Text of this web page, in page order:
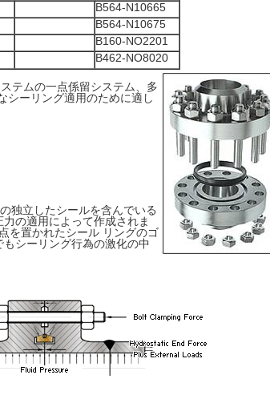
B564-N10665
B564-N10675
B160-NO2201
B462-NO8020
テムの一点係留システム、多
シーリング適用のために適し
独立したシールを含んでいる
の適用によって作成されま
を置かれたシール リングのゴ
シーリング行為の激化の中